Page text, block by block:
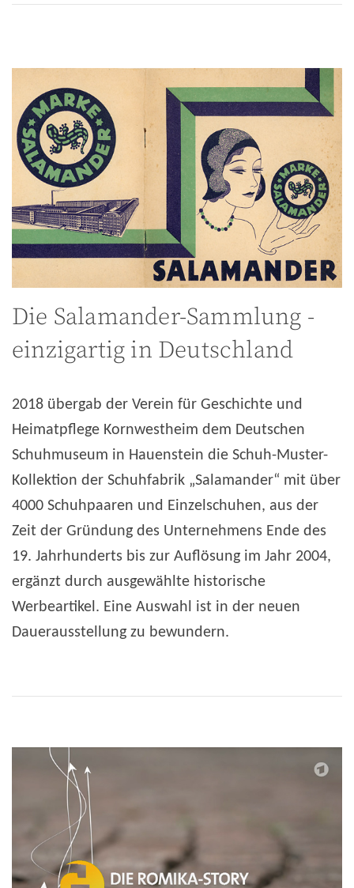
Die Salamander-Sammlung -
einzigartig in Deutschland
2018 übergab der Verein für Geschichte und
Heimatpflege Kornwestheim dem Deutschen
Schuhmuseum in Hauenstein die Schuh-Muster-
Kollektion der Schuhfabrik „Salamander“ mit über
4000 Schuhpaaren und Einzelschuhen, aus der
Zeit der Gründung des Unternehmens Ende des
19. Jahrhunderts bis zur Auflösung im Jahr 2004,
ergänzt durch ausgewählte historische
Werbeartikel. Eine Auswahl ist in der neuen
Dauerausstellung zu bewundern.